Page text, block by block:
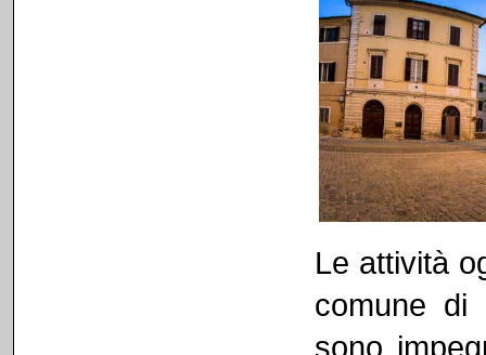
Le attività
comune di
sono